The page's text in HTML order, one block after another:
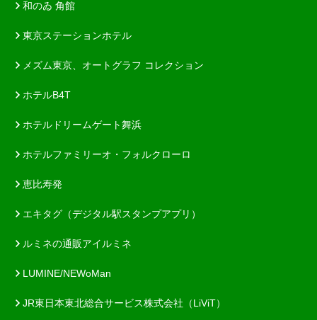
和のゐ 角館
東京ステーションホテル
メズム東京、オートグラフ コレクション
ホテルB4T
ホテルドリームゲート舞浜
ホテルファミリーオ・フォルクローロ
恵比寿発
エキタグ（デジタル駅スタンプアプリ）
ルミネの通販アイルミネ
LUMINE/NEWoMan
JR東日本東北総合サービス株式会社（LiViT）